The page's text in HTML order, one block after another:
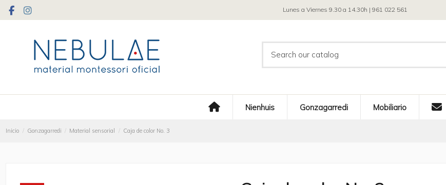
Lunes a Viernes 9.30 a 14.30h | 961 022 561
Nienhuis Gonzagarredi Mobiliario
Inicio Gonzagarredi Material sensorial Caja de color No. 3